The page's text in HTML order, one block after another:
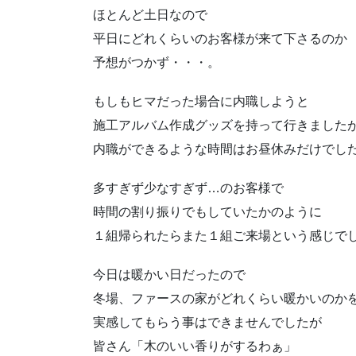
ほとんど土日なので
平日にどれくらいのお客様が来て下さるのか
予想がつかず・・・。
もしもヒマだった場合に内職しようと
施工アルバム作成グッズを持って行きましたが
内職ができるような時間はお昼休みだけでした
多すぎず少なすぎず…のお客様で
時間の割り振りでもしていたかのように
１組帰られたらまた１組ご来場という感じで
今日は暖かい日だったので
冬場、ファースの家がどれくらい暖かいのか
実感してもらう事はできませんでしたが
皆さん「木のいい香りがするわぁ」